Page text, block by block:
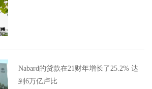
Nabard的贷款在21财年增长了25.2% 达
到6万亿卢比